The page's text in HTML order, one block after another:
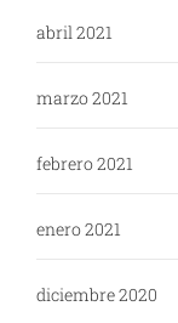
abril 2021
marzo 2021
febrero 2021
enero 2021
diciembre 2020